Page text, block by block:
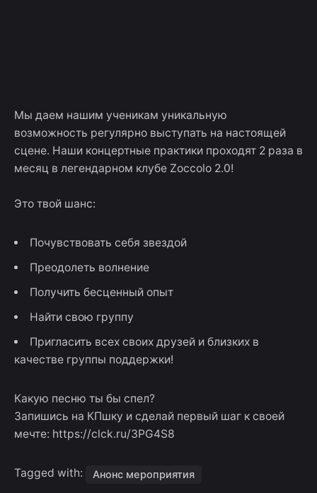
Мы даем нашим ученикам уникальную
возможность регулярно выступать на настоящей
сцене. Наши концертные практики проходят 2 раза в
месяц в легендарном клубе Zoccolo 2.0!
Это твой шанс:
Почувствовать себя звездой
Преодолеть волнение
Получить бесценный опыт
Найти свою группу
Пригласить всех своих друзей и близких в
качестве группы поддержки!
Какую песню ты бы спел?
Запишись на КПшку и сделай первый шаг к своей
мечте: https://clck.ru/3PG4S8
Tagged with: Анонс мероприятия